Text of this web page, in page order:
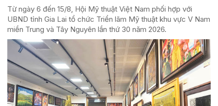
Từ ngày 6 đến 15/8, Hội Mỹ thuật Việt Nam phối hợp với
UBND tỉnh Gia Lai tổ chức Triển lãm Mỹ thuật khu vực V Nam
miền Trung và Tây Nguyên lần thứ 30 năm 2026.